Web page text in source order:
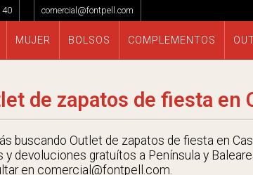
40 comercial@fontpell.com
MUJER BOLSOS COMPLEMENTOS
de zapatos de fiesta en
buscando Outlet de zapatos de fiesta en
y devoluciones gratuítos a Península y
en comercial@fontpell.com.